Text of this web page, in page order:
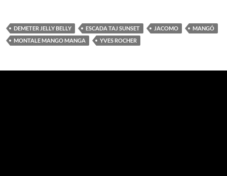
DEMETER JELLY BELLY ESCADA TAJ SUNSET JACOMO
MANGÓ
MONTALE MANGO MANGA
YVES ROCHER